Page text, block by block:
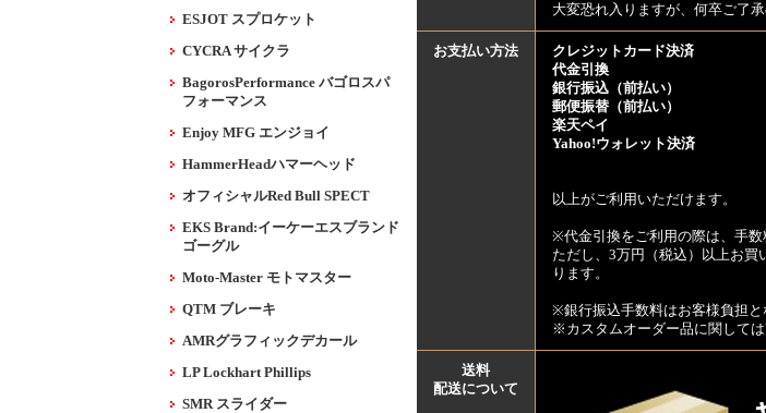
ESJOT スプロケット
CYCRA サイクラ
BagorosPerformance バゴロスパ
フォーマンス
Enjoy MFG エンジョイ
HammerHeadハマーヘッド
オフィシャルRed Bull SPECT
EKS Brand:イーケーエスブランド
ゴーグル
Moto-Master モトマスター
QTM ブレーキ
AMRグラフィックデカール
LP Lockhart Phillips
SMR スライダー
大変恐れ入りますが、何卒ご了
お支払い方法
クレジットカード決済
代金引換
銀行振込（前払い）
郵便振替（前払い）
楽天ペイ
Yahoo!ウォレット決済
以上がご利用いただけます。
※代金引換をご利用の際は、手数
ただし、3万円（税込）以上お買
ります。
※銀行振込手数料はお客様負担と
※カスタムオーダー品に関して
送料
配送について